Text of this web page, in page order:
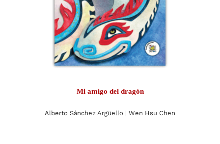
Mi amigo del dragón
Alberto Sánchez Argüello | Wen Hsu Chen